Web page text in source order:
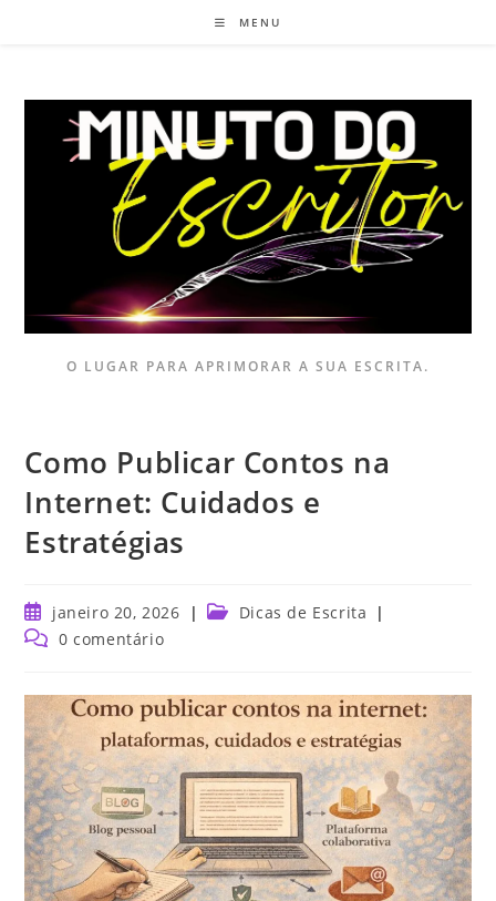
MENU
O LUGAR PARA APRIMORAR A SUA ESCRITA.
Como Publicar Contos na
Internet: Cuidados e
Estratégias
janeiro 20, 2026
Dicas de Escrita
0 comentário